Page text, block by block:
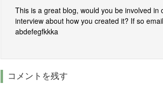
This is a great blog, would you be involved in
interview about how you created it? If so
abdefegfkkka
コメントを残す